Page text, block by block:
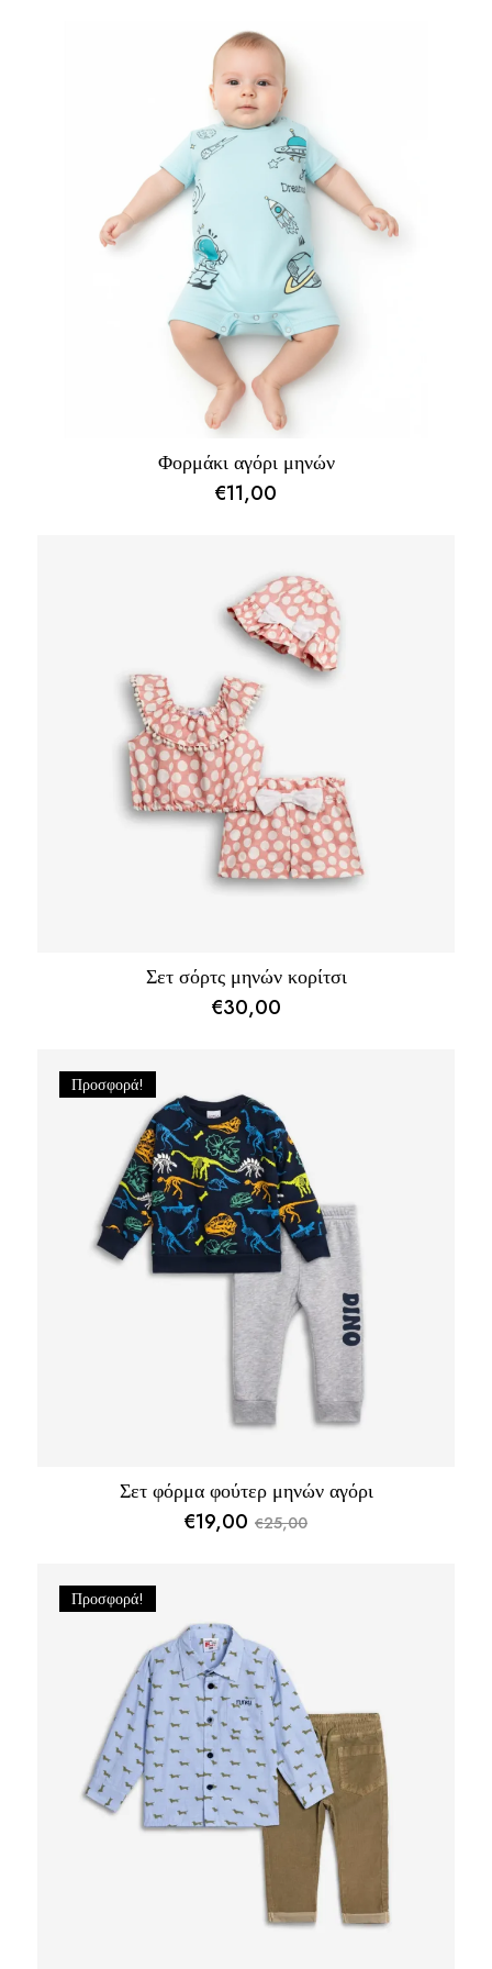
Φορμάκι αγόρι μηνών
€11,00
Σετ σόρτς μηνών κορίτσι
€30,00
Προσφορά!
Σετ φόρμα φούτερ μηνών αγόρι
€25,00
Original
€19,00Η
€19,00.
Προσφορά!